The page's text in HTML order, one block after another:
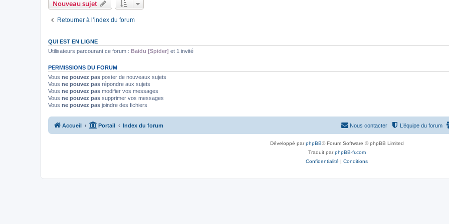
s
s
Nouveau sujet
Retourner à l’index du forum
QUI EST EN LIGNE
Utilisateurs parcourant ce forum : Baidu [Spider] et 1 invité
PERMISSIONS DU FORUM
Vous ne pouvez pas poster de nouveaux sujets
Vous ne pouvez pas répondre aux sujets
Vous ne pouvez pas modifier vos messages
Vous ne pouvez pas supprimer vos messages
Vous ne pouvez pas joindre des fichiers
Accueil Portail Index du forum L’équipe du forum
Nous contacter
Développé parphpBB® Forum Software © phpBB Limited
Traduit parphpBB-fr.com
Confidentialité | Conditions